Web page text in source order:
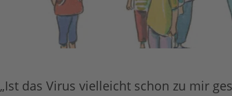
„Ist das Virus vielleicht schon zu mir